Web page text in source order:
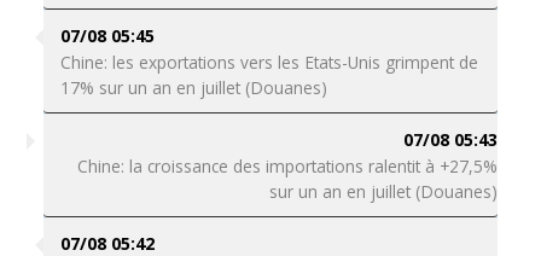
07/08 05:45
Chine: les exportations vers les Etats-Unis grimpent de
17% sur un an en juillet (Douanes)
07/08 05:43
Chine: la croissance des importations ralentit à +27,5%
sur un an en juillet (Douanes)
07/08 05:42